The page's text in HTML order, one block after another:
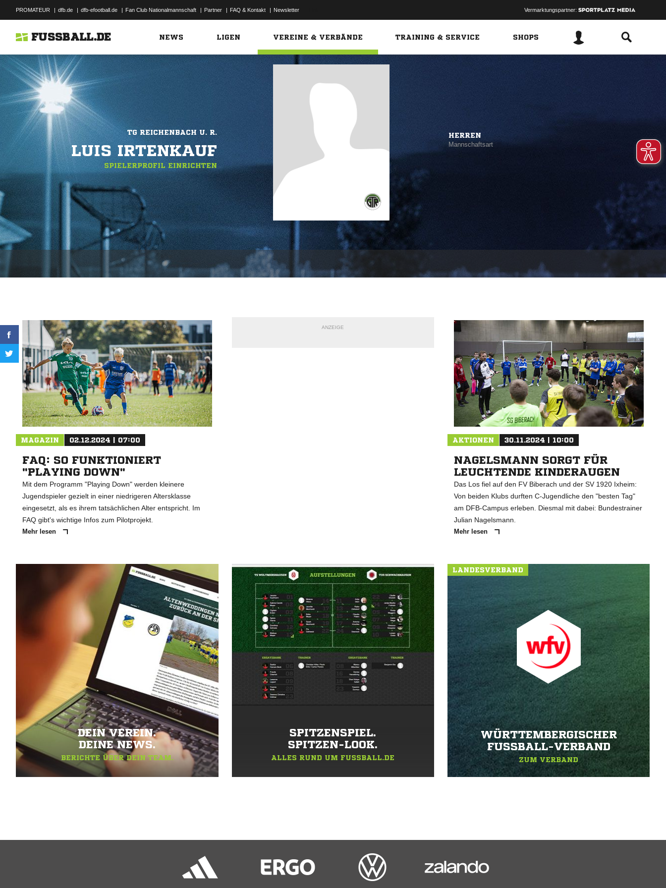
PROMATEUR | dfb.de | dfb-efootball.de | Fan Club Nationalmannschaft | Partner | FAQ & Kontakt | Newsletter Vermarktungspartner:
FUSSBALL.DE NEWS LIGEN VEREINE & VERBÄNDE TRAINING & SERVICE SHOPS
TG REICHENBACH U. R.
LUIS IRTENKAUF
SPIELERPROFIL EINRICHTEN
HERREN
Mannschaftsart
MAGAZIN 02.12.2024 | 07:00
FAQ: SO FUNKTIONIERT
"PLAYING DOWN"
Mit dem Programm "Playing Down" werden kleinere
Jugendspieler gezielt in einer niedrigeren Altersklasse
eingesetzt, als es ihrem tatsächlichen Alter entspricht. Im
FAQ gibt's wichtige Infos zum Pilotprojekt.
Mehr lesen
ANZEIGE
AKTIONEN 30.11.2024 | 10:00
NAGELSMANN SORGT FÜR
LEUCHTENDE KINDERAUGEN
Das Los fiel auf den FV Biberach und der SV 1920 Ixheim:
Von beiden Klubs durften C-Jugendliche den "besten Tag"
am DFB-Campus erleben. Diesmal mit dabei: Bundestrainer
Julian Nagelsmann.
Mehr lesen
DEIN VEREIN.
DEINE NEWS.
BERICHTE ÜBER DEIN TEAM.
SPITZENSPIEL.
SPITZEN-LOOK.
ALLES RUND UM FUSSBALL.DE
LANDESVERBAND
WÜRTTEMBERGISCHER
FUSSBALL-VERBAND
ZUM VERBAND